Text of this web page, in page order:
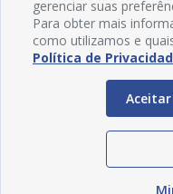
gerenciar suas
Para obter mais
como utilizamos e
Política de